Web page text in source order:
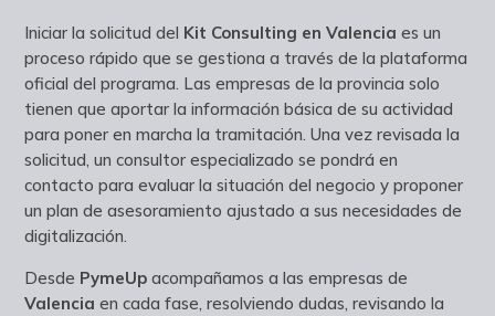
Iniciar la solicitud del Kit Consulting en Valencia es un
proceso rápido que se gestiona a través de la plataforma
oficial del programa. Las empresas de la provincia solo
tienen que aportar la información básica de su actividad
para poner en marcha la tramitación. Una vez revisada la
solicitud, un consultor especializado se pondrá en
contacto para evaluar la situación del negocio y proponer
un plan de asesoramiento ajustado a sus necesidades de
digitalización.
Desde PymeUp acompañamos a las empresas de
Valencia en cada fase, resolviendo dudas, revisando la